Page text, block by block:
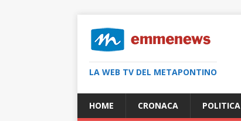
LA WEB TV DEL METAPONTINO
HOME CRONACA POLITICA